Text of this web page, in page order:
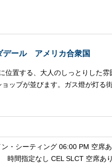
デール アメリカ合衆国
位置する、大人のしっとりした
ップが並びます。ガス燈が灯る
ン・シーティング 06:00 PM 空席あ
時間指定なし CEL SLCT 空席あり